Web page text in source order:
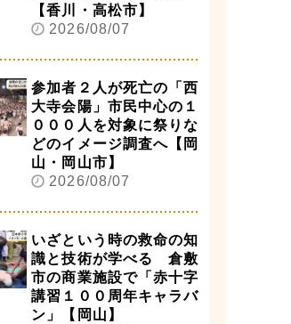
【香川・高松市】
2026/08/07
参加者２人が死亡の「西
大寺会陽」市民中心の１
０００人を対象に祭りな
どのイメージ調査へ【岡
山・岡山市】
2026/08/07
いざという時の救命の知
識と技術が学べる 倉敷
市の商業施設で「赤十字
講習１００周年キャラバ
ン」【岡山】